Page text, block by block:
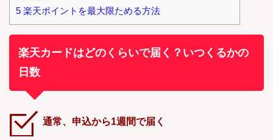
5 楽天ポイントを最大限ためる方法
楽天カードはどのくらいで届く？いつくるかの
日数
通常、申込から1週間で届く